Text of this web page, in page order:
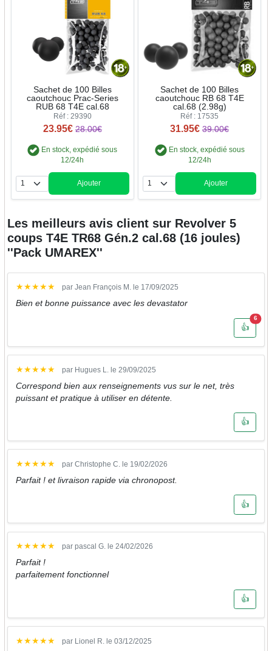
Sachet de 100 Billes
caoutchouc Prac-Series
RUB 68 T4E cal.68
Réf : 29390
23.95€ 28.00€
En stock, expédié sous
12/24h
Quantité
Ajouter
Sachet de 100 Billes
caoutchouc RB 68 T4E
cal.68 (2.98g)
Réf : 17535
31.95€ 39.00€
En stock, expédié sous
12/24h
Quantité
Ajouter
Les meilleurs avis client sur Revolver 5
coups T4E TR68 Gén.2 cal.68 (16 joules)
''Pack UMAREX''
★★★★★ par Jean François M. le 17/09/2025
Bien et bonne puissance avec les devastator
👍
6
★★★★★ par Hugues L. le 29/09/2025
Correspond bien aux renseignements vus sur le net, très
puissant et pratique à utiliser en détente.
👍
★★★★★ par Christophe C. le 19/02/2026
Parfait ! et livraison rapide via chronopost.
👍
★★★★★ par pascal G. le 24/02/2026
Parfait !
parfaitement fonctionnel
👍
★★★★★ par Lionel R. le 03/12/2025